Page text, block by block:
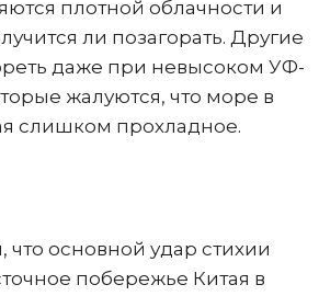
плотной облачности и
ли позагорать. Другие
даже при невысоком УФ-
жалуются, что море в
слишком прохладное.
что основной удар стихии
побережье Китая в